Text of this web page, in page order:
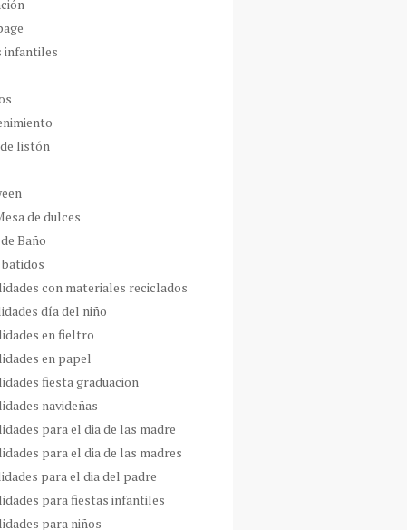
infantiles
listón
de dulces
Baño
con materiales reciclados
día del niño
en fieltro
en papel
fiesta graduacion
navideñas
para el dia de las madre
para el dia de las madres
para el dia del padre
para fiestas infantiles
para niños